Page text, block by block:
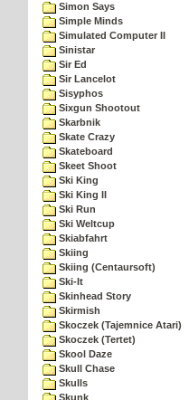
Simon Says
Simple Minds
Simulated Computer II
Sinistar
Sir Ed
Sir Lancelot
Sisyphos
Sixgun Shootout
Skarbnik
Skate Crazy
Skateboard
Skeet Shoot
Ski King
Ski King II
Ski Run
Ski Weltcup
Skiabfahrt
Skiing
Skiing (Centaursoft)
Ski-It
Skinhead Story
Skirmish
Skoczek (Tajemnice Atari)
Skoczek (Tertet)
Skool Daze
Skull Chase
Skulls
Skunk